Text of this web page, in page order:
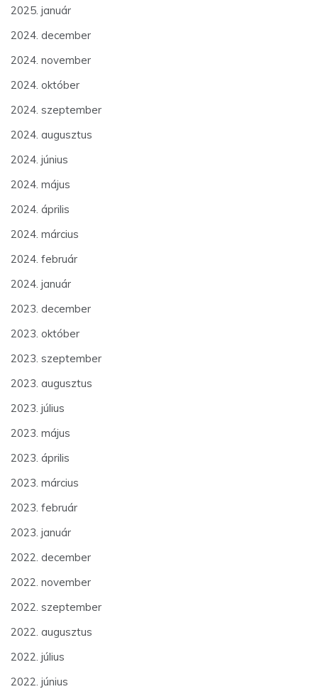
2025. január
2024. december
2024. november
2024. október
2024. szeptember
2024. augusztus
2024. június
2024. május
2024. április
2024. március
2024. február
2024. január
2023. december
2023. október
2023. szeptember
2023. augusztus
2023. július
2023. május
2023. április
2023. március
2023. február
2023. január
2022. december
2022. november
2022. szeptember
2022. augusztus
2022. július
2022. június